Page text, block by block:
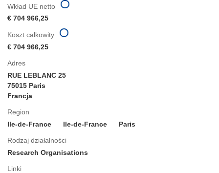
Wkład UE netto
€ 704 966,25
Adres
RUE LEBLANC 25
75015 Paris
Francja
Region
Ile-de-France
Ile-de-France Paris
Rodzaj działalności
Research Organisations
Linki
Koszt całkowity
€ 704 966,25